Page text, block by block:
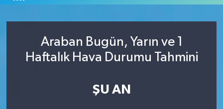
Araban Bugün, Yarın ve 1
Haftalık Hava Durumu Tahmini
ŞU AN
KÜLTÜR-SANAT
Genel
Tüm Manşetler
Son Dakika Haberleri